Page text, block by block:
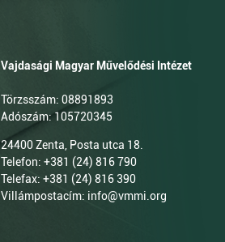
Vajdasági Magyar Művelődési Intézet
Törzsszám: 08891893
Adószám: 105720345
24400 Zenta, Posta utca 18.
Telefon: +381 (24) 816 790
Telefax: +381 (24) 816 390
Villámpostacím: info@vmmi.org